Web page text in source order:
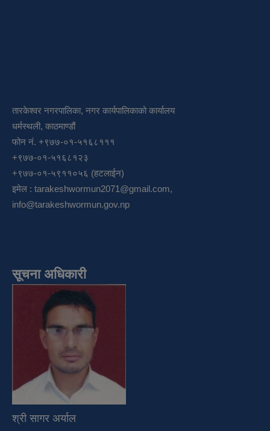
तारकेश्वर नगरपालिका, नगर कार्यपालिकाको कार्यालय
धर्मस्थली, काठमाण्डौं
फोन नं. +९७७-०१-५१६८१११
+९७७-०१-५१६८१२३
+९७७-०१-५९११०५६ (हटलाईन)
इमेल : tarakeshwormun2071@gmail.com,
info@tarakeshwormun.gov.np
सूचना अधिकारी
श्री सागर अर्याल